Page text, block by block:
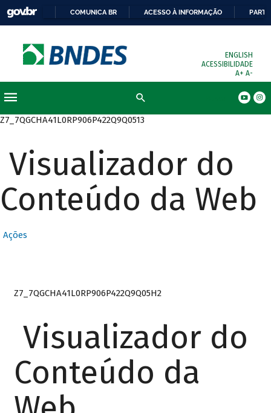
COMUNICA BR ACESSO À INFORMAÇÃO
ENGLISH
ACESSIBILIDADE
A+ A-
Z7_7QGCHA41L0RP906P422Q9Q0513
Visualizador do
Conteúdo da Web
Ações
Z7_7QGCHA41L0RP906P422Q9Q05H2
Visualizador do
Conteúdo da